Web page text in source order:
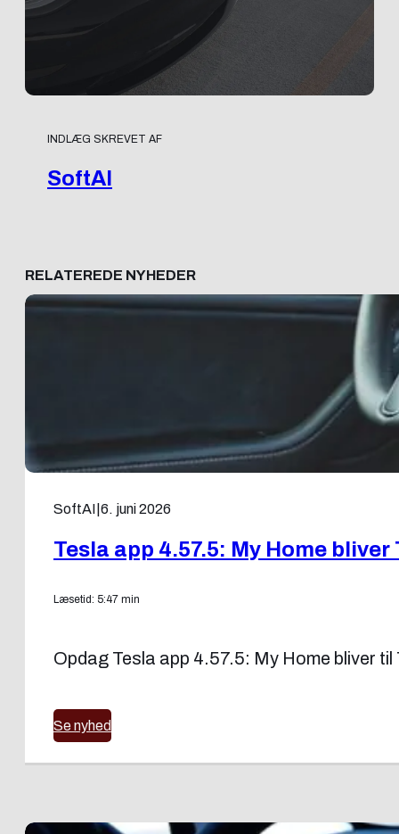
INDLÆG SKREVET AF
SoftAI
RELATEREDE NYHEDER
SoftAI 6. juni 2026
Tesla app 4.57.5: My Home bliver
Læsetid: 5:47 min
Opdag Tesla app 4.57.5: My Home bliver
Se nyhed